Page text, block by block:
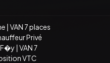
| VAN 7 places
Privé
F�y | VAN 7
VTC